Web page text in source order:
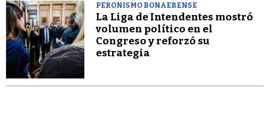
PERONISMO BONAERENSE
La Liga de Intendentes mostró
volumen político en el
Congreso y reforzó su
estrategia